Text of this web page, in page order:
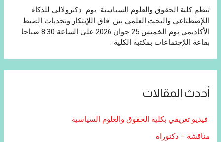
تنظم كلية الحقوق والعلوم السياسية يوم دكترولالي للذكاء
اللإصطناعي والبحث العلمي بين افاق اللإبتكار وتحديات الضبط
الأكاديمي يوم الخميس 25 جوان 2026 على الساعة 8:30 صباحا
بقاعة اللإجتماعات بمكتبة الكلية .
أحدث المقالات
فيديو تعريفي بكلية الحقوق والعلوم السياسية
مناقشة – دكتوراه